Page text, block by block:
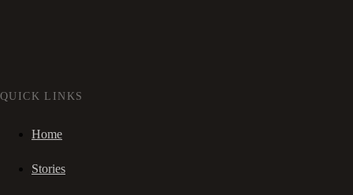
QUICK LINKS
Home
Stories